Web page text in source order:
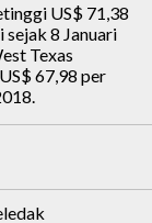
US$ 71,38
8 Januari
Texas
67,98 per